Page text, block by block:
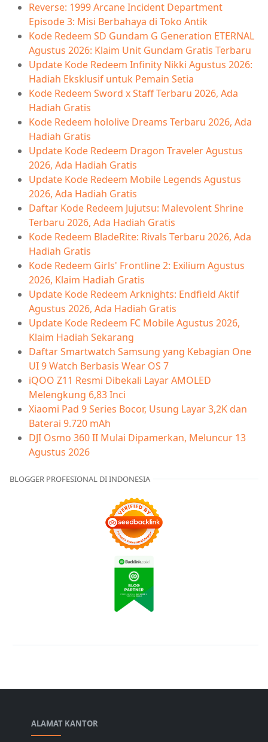
Reverse: 1999 Arcane Incident Department
Episode 3: Misi Berbahaya di Toko Antik
Kode Redeem SD Gundam G Generation ETERNAL
Agustus 2026: Klaim Unit Gundam Gratis Terbaru
Update Kode Redeem Infinity Nikki Agustus 2026:
Hadiah Eksklusif untuk Pemain Setia
Kode Redeem Sword x Staff Terbaru 2026, Ada
Hadiah Gratis
Kode Redeem hololive Dreams Terbaru 2026, Ada
Hadiah Gratis
Update Kode Redeem Dragon Traveler Agustus
2026, Ada Hadiah Gratis
Update Kode Redeem Mobile Legends Agustus
2026, Ada Hadiah Gratis
Daftar Kode Redeem Jujutsu: Malevolent Shrine
Terbaru 2026, Ada Hadiah Gratis
Kode Redeem BladeRite: Rivals Terbaru 2026, Ada
Hadiah Gratis
Kode Redeem Girls' Frontline 2: Exilium Agustus
2026, Klaim Hadiah Gratis
Update Kode Redeem Arknights: Endfield Aktif
Agustus 2026, Ada Hadiah Gratis
Update Kode Redeem FC Mobile Agustus 2026,
Klaim Hadiah Sekarang
Daftar Smartwatch Samsung yang Kebagian One
UI 9 Watch Berbasis Wear OS 7
iQOO Z11 Resmi Dibekali Layar AMOLED
Melengkung 6,83 Inci
Xiaomi Pad 9 Series Bocor, Usung Layar 3,2K dan
Baterai 9.720 mAh
DJI Osmo 360 II Mulai Dipamerkan, Meluncur 13
Agustus 2026
BLOGGER PROFESIONAL DI INDONESIA
ALAMAT KANTOR